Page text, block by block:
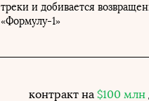
треки и добивается
«Формулу-1»
контракт на $100 млн